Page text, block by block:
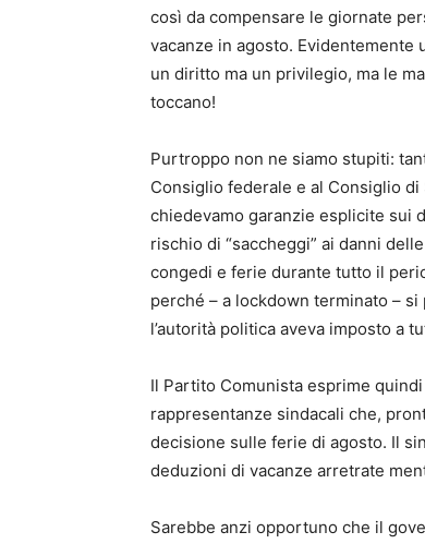
così da compensare le giornate
vacanze in agosto. Evidentemente
un diritto ma un privilegio, ma le
toccano!
Purtroppo non ne siamo stupiti:
Consiglio federale e al Consiglio
chiedevamo garanzie esplicite sui
rischio di “saccheggi” ai danni
congedi e ferie durante tutto il
perché – a lockdown terminato –
l’autorità politica aveva imposto a
Il Partito Comunista esprime
rappresentanze sindacali che,
decisione sulle ferie di agosto. Il
deduzioni di vacanze arretrate
Sarebbe anzi opportuno che il